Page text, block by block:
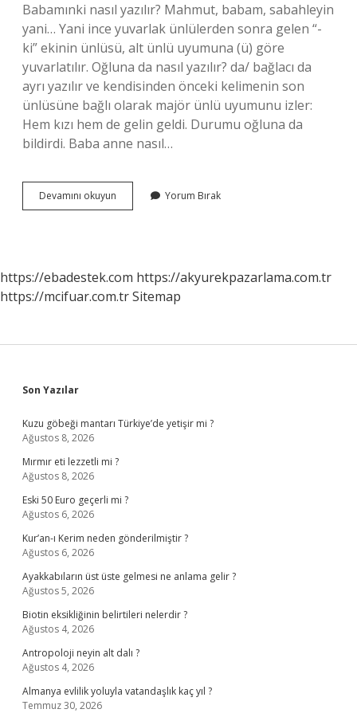
Babamınki nasıl yazılır? Mahmut, babam, sabahleyin
yani… Yani ince yuvarlak ünlülerden sonra gelen “-
ki” ekinin ünlüsü, alt ünlü uyumuna (ü) göre
yuvarlatılır. Oğluna da nasıl yazılır? da/ bağlacı da
ayrı yazılır ve kendisinden önceki kelimenin son
ünlüsüne bağlı olarak majör ünlü uyumunu izler:
Hem kızı hem de gelin geldi. Durumu oğluna da
bildirdi. Baba anne nasıl…
Devamını okuyun Babadan
Oğula
Yorum Bırak
https://ebadestek.com https://akyurekpazarlama.com.tr
https://mcifuar.com.trSitemap
Sidebar
Son Yazılar
Kuzu göbeği mantarı Türkiye’de yetişir mi ?
Ağustos 8, 2026
Mırmır eti lezzetli mi ?
Ağustos 8, 2026
Eski 50 Euro geçerli mi ?
Ağustos 6, 2026
Kur’an-ı Kerim neden gönderilmiştir ?
Ağustos 6, 2026
Ayakkabıların üst üste gelmesi ne anlama gelir ?
Ağustos 5, 2026
Biotin eksikliğinin belirtileri nelerdir ?
Ağustos 4, 2026
Antropoloji neyin alt dalı ?
Ağustos 4, 2026
Almanya evlilik yoluyla vatandaşlık kaç yıl ?
Temmuz 30, 2026